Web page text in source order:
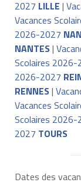
2027 LILLE |
Vacances
2026-2027
NANTES|
Scolaires 2026-
2026-2027
RENNES|
Vacances
Scolaires 2026-
2027 TOURS
Dates des